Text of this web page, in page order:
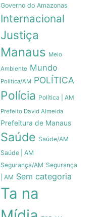
Governo do Amazonas
Internacional
Justiça
Manaus Meio
Ambiente Mundo
Politica/AM POLÍTICA
Polícia Política | AM
Prefeito David Almeida
Prefeitura de Manaus
Saúde Saúde/AM
Saúde | AM
Segurança/AM Segurança
| AM Sem categoria
Ta na